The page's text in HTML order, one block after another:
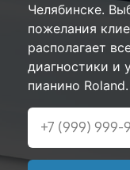
Челябинске.
пожелания
располагает
диагностики и
пианино Roland.